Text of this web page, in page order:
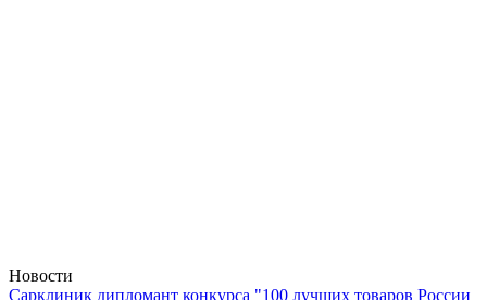
Новости
Сарклиник дипломант конкурса "100 лучших товаров России